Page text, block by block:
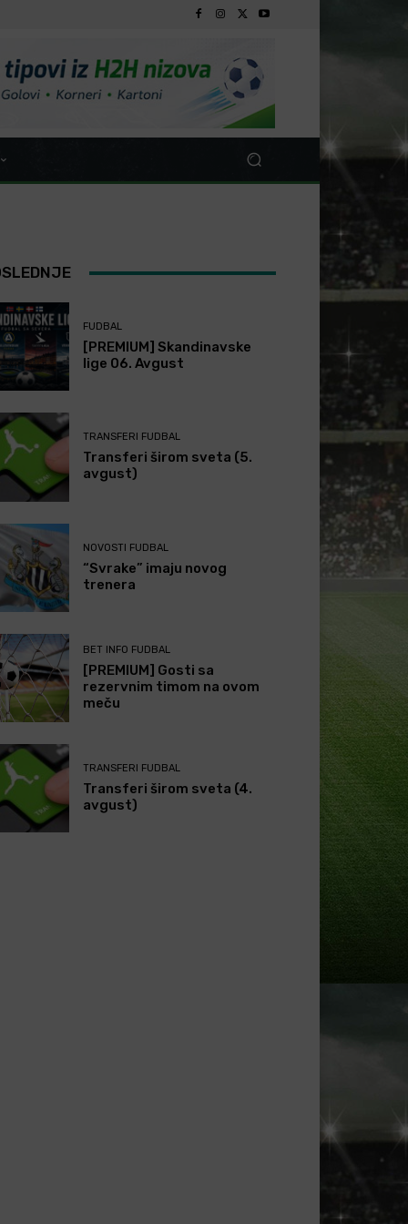
FUDBAL
[PREMIUM] Skandinavske
lige 06. Avgust
TRANSFERI FUDBAL
Transferi širom sveta (5.
avgust)
NOVOSTI FUDBAL
“Svrake” imaju novog
trenera
BET INFO FUDBAL
[PREMIUM] Gosti sa
rezervnim timom na ovom
meču
TRANSFERI FUDBAL
Transferi širom sveta (4.
avgust)